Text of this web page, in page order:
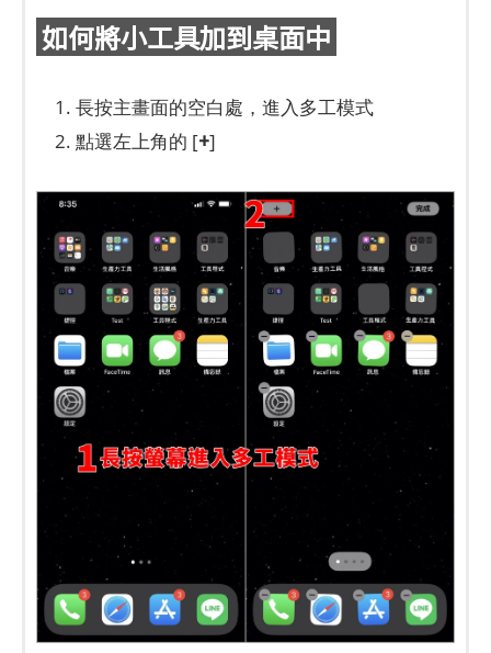
如何將小工具加到桌面中
1. 長按主畫面的空白處，進入多工模式
2. 點選左上角的 [+]